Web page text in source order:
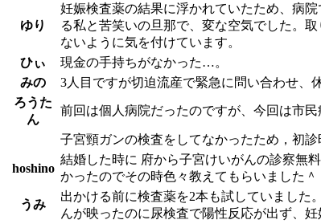
ゆり
妊娠検査薬の結果に浮かれていたため、病
る私と苦笑いの旦那で、変な空気でした。
ないように気を付けています。
ひぃ
現金の手持ちがなかった…。
みの
3人目ですが切迫流産で緊急に問い合わせ、
ろうた
ん
前回は個人病院だったのですが、今回は市
子宮頸ガンの検査をしてなかったため，初
hoshino
結婚した時に 府から子宮けいがんの診察無
かったのでその時色々教えてもらいました＾
うみ
出かける前に検査薬を2本も試していまし
んが映ったのに尿検査で陽性反応が出ず、